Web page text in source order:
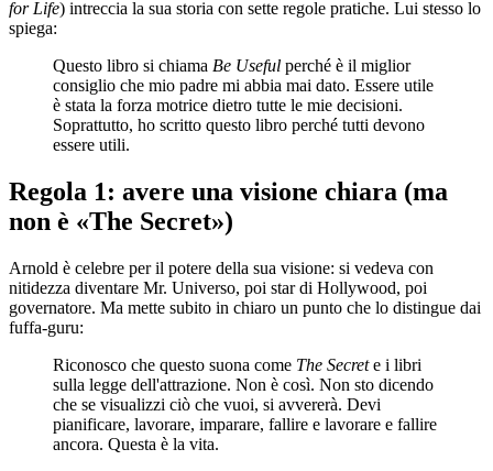
for Life) intreccia la sua storia con sette regole pratiche. Lui stesso lo
spiega:
Questo libro si chiama Be Useful perché è il miglior
consiglio che mio padre mi abbia mai dato. Essere utile
è stata la forza motrice dietro tutte le mie decisioni.
Soprattutto, ho scritto questo libro perché tutti devono
essere utili.
Regola 1: avere una visione chiara (ma
non è «The Secret»)
Arnold è celebre per il potere della sua visione: si vedeva con
nitidezza diventare Mr. Universo, poi star di Hollywood, poi
governatore. Ma mette subito in chiaro un punto che lo distingue dai
fuffa-guru:
Riconosco che questo suona come The Secrete i libri
sulla legge dell'attrazione. Non è così. Non sto dicendo
che se visualizzi ciò che vuoi, si avvererà. Devi
pianificare, lavorare, imparare, fallire e lavorare e fallire
ancora. Questa è la vita.